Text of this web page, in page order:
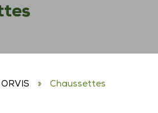
» Chaussettes